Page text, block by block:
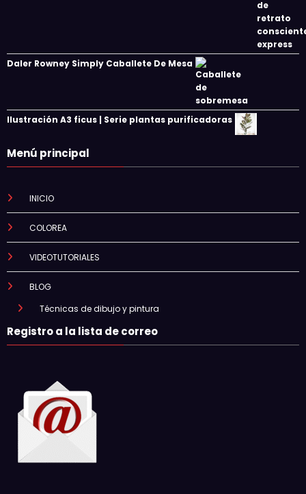
Daler Rowney Simply Caballete De Mesa
Ilustración A3 ficus | Serie plantas purificadoras
Menú principal
INICIO
COLOREA
VIDEOTUTORIALES
BLOG
Técnicas de dibujo y pintura
Registro a la lista de correo